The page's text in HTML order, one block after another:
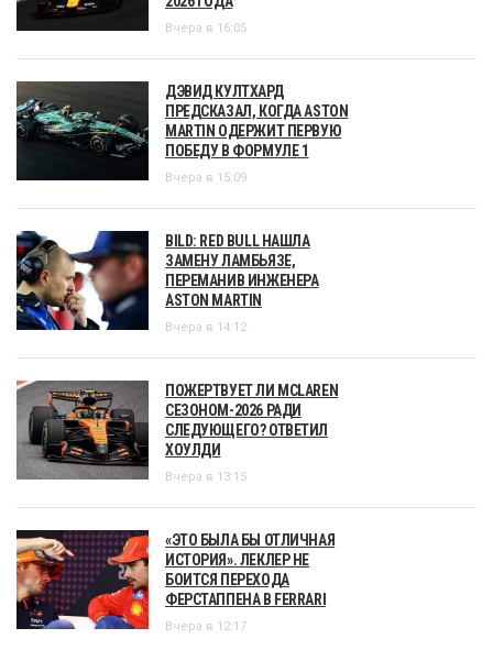
Вчера в 16:05
ДЭВИД КУЛТХАРД
ПРЕДСКАЗАЛ, КОГДА ASTON
MARTIN ОДЕРЖИТ ПЕРВУЮ
ПОБЕДУ В ФОРМУЛЕ 1
Вчера в 15:09
BILD: RED BULL НАШЛА
ЗАМЕНУ ЛАМБЬЯЗЕ,
ПЕРЕМАНИВ ИНЖЕНЕРА
ASTON MARTIN
Вчера в 14:12
ПОЖЕРТВУЕТ ЛИ MCLAREN
СЕЗОНОМ-2026 РАДИ
СЛЕДУЮЩЕГО? ОТВЕТИЛ
ХОУЛДИ
Вчера в 13:15
«ЭТО БЫЛА БЫ ОТЛИЧНАЯ
ИСТОРИЯ». ЛЕКЛЕР НЕ
БОИТСЯ ПЕРЕХОДА
ФЕРСТАППЕНА В FERRARI
Вчера в 12:17